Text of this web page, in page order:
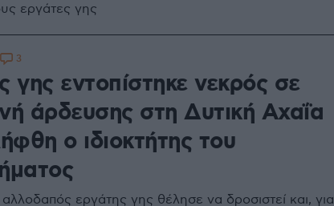
εργάτες γης
γης εντοπίστηκε νεκρός σε
άρδευσης στη Δυτική Αχαΐα
ο ιδιοκτήτης του
εργάτης γης θέλησε να δροσιστεί και, για
3